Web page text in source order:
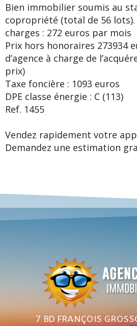
Bien immobilier soumis au
copropriété (total de 56
charges : 272 euros par mois
Prix hors honoraires 273934
d’agence à charge de
prix)
Taxe foncière : 1093 euros
DPE classe énergie : C (113)
Ref. 1455
Vendez rapidement votre
Demandez une estimation
7 BD FRANÇOIS